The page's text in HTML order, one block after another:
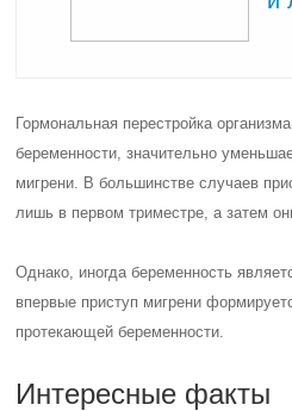
Гормональная перестройка
беременности, значительно
мигрени. В большинстве случаев
лишь в первом триместре, а затем
Однако, иногда беременность
впервые приступ мигрени
протекающей беременности.
Интересные факты